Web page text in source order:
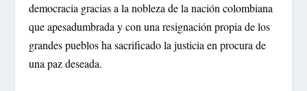
democracia gracias a la nobleza de la nación colombiana
que apesadumbrada y con una resignación propia de los
grandes pueblos ha sacrificado la justicia en procura de
una paz deseada.